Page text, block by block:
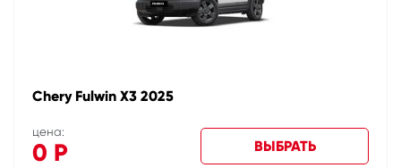
Chery Fulwin X3 2025
цена:
0 Р ВЫБРАТЬ